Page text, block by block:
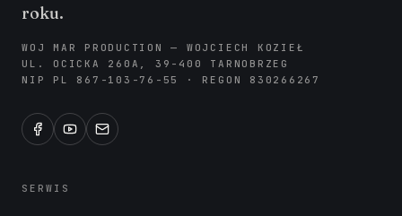
roku.
WOJ MAR PRODUCTION — WOJCIECH KOZIEŁ
UL. OCICKA 260A, 39-400 TARNOBRZEG
NIP PL 867-103-76-55 · REGON 830266267
SERWIS